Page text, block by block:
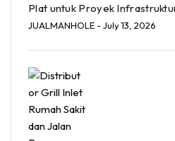
Plat untuk Proyek
JUALMANHOLE - July 13, 2026